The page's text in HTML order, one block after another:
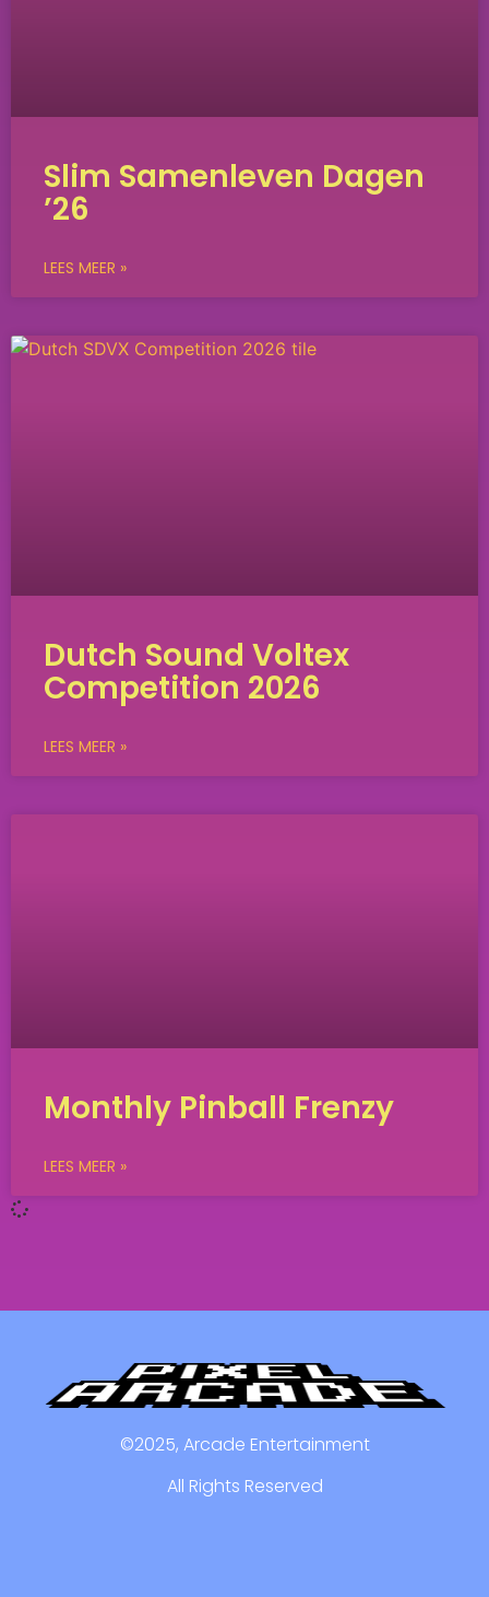
Slim Samenleven Dagen
’26
LEES MEER »
Dutch Sound Voltex
Competition 2026
LEES MEER »
Monthly Pinball Frenzy
LEES MEER »
©2025, Arcade Entertainment
All Rights Reserved